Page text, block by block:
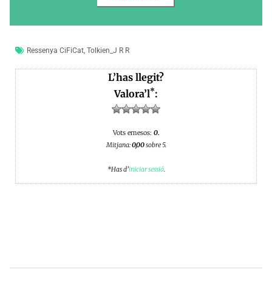
Ressenya CiFiCat Tolkien_J R R
L’has llegit?
Valora’l*:
Vots emesos: 0.
Mitjana:0,00sobre 5.
*Has d’iniciar sessió.